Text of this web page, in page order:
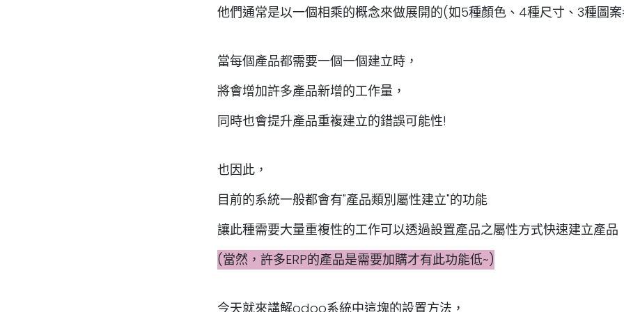
他們通常是以一個相乘的概念來做展開的(如5種顏色、4種尺寸、3種圖
當每個產品都需要一個一個建立時，
將會增加許多產品新增的工作量，
同時也會提升產品重複建立的錯誤可能性!
也因此，
目前的系統一般都會有"產品類別屬性建立"的功能
讓此種需要大量重複性的工作可以透過設置產品之屬性方式快速建立產品
(當然，許多ERP的產品是需要加購才有此功能低~)
今天就來講解odoo系統中這塊的設置方法，